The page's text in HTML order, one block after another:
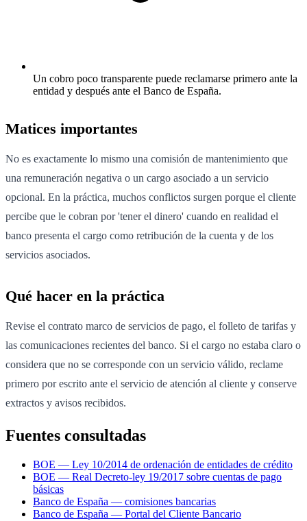
Un cobro poco transparente puede reclamarse primero ante la
entidad y después ante el Banco de España.
Matices importantes
No es exactamente lo mismo una comisión de mantenimiento que
una remuneración negativa o un cargo asociado a un servicio
opcional. En la práctica, muchos conflictos surgen porque el cliente
percibe que le cobran por 'tener el dinero' cuando en realidad el
banco presenta el cargo como retribución de la cuenta y de los
servicios asociados.
Qué hacer en la práctica
Revise el contrato marco de servicios de pago, el folleto de tarifas y
las comunicaciones recientes del banco. Si el cargo no estaba claro o
considera que no se corresponde con un servicio válido, reclame
primero por escrito ante el servicio de atención al cliente y conserve
extractos y avisos recibidos.
Fuentes consultadas
BOE — Ley 10/2014 de ordenación de entidades de crédito
BOE — Real Decreto-ley 19/2017 sobre cuentas de pago
básicas
Banco de España — comisiones bancarias
Banco de España — Portal del Cliente Bancario